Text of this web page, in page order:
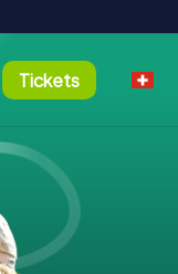
Tickets